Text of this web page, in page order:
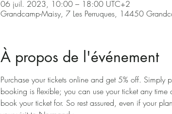
06 juil. 2023, 10:00 – 18:00 UTC+2
Grandcamp-Maisy, 7 Les Perruques, 14450
À propos de l'événement
Purchase your tickets online and get 5% off. Simply
booking is flexible; you can use your ticket any
book your ticket for. So rest assured, even if your